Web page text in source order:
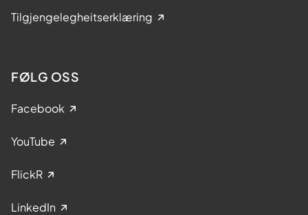
Tilgjengelegheitserklæring
FØLG OSS
Facebook
YouTube
FlickR
LinkedIn